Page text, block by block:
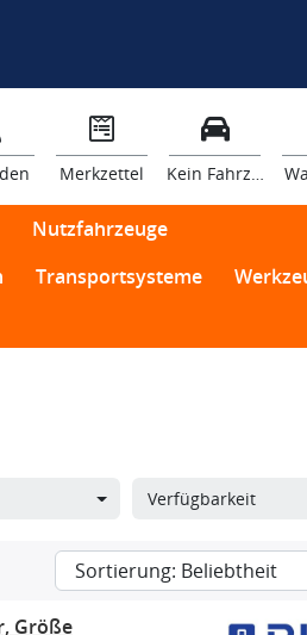
Merkzettel Kein Fahrzeug
Nutzfahrzeuge
Transportsysteme
Verfügbarkeit
Größe